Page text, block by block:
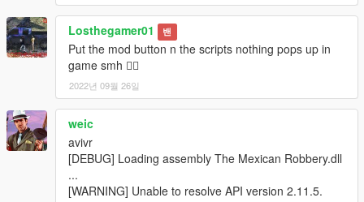
Losthegamer01 밴
Put the mod button n the scripts nothing pops up in
game smh 🤦‍♂️
2022년 09월 26일
weic
avivr
[DEBUG] Loading assembly The Mexican Robbery.dll
...
[WARNING] Unable to resolve API version 2.11.5.